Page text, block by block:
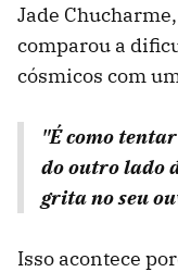
Jade
comparou a
cósmicos com
"É como
do outro lado
grita no seu
Isso acontece